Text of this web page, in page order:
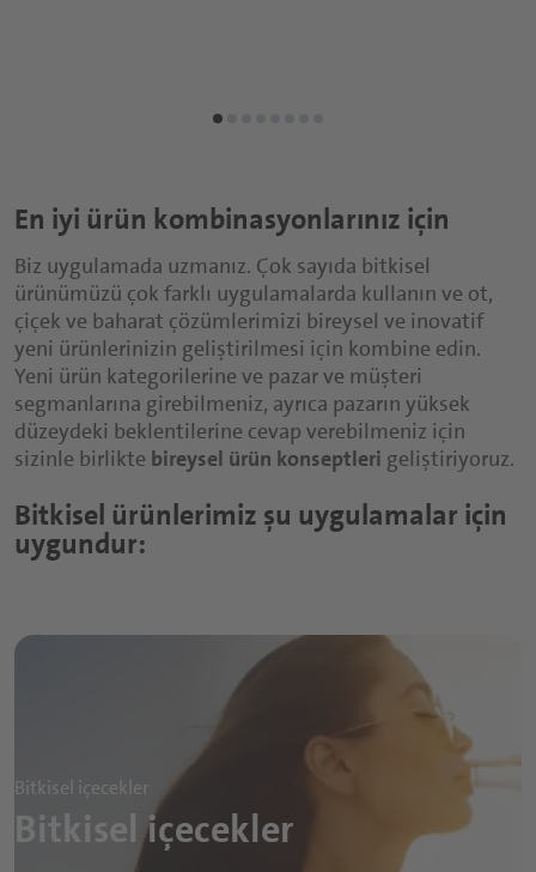
En iyi ürün kombinasyonlarınız için
Biz uygulamada uzmanız. Çok sayıda bitkisel
ürünümüzü çok farklı uygulamalarda kullanın ve ot,
çiçek ve baharat çözümlerimizi bireysel ve inovatif
yeni ürünlerinizin geliştirilmesi için kombine edin.
Yeni ürün kategorilerine ve pazar ve müşteri
segmanlarına girebilmeniz, ayrıca pazarın yüksek
düzeydeki beklentilerine cevap verebilmeniz için
sizinle birlikte bireysel ürün konseptleri geliştiriyoruz.
Bitkisel ürünlerimiz şu uygulamalar için
uygundur:
Bitkisel içecekler
Bitkisel içecekler